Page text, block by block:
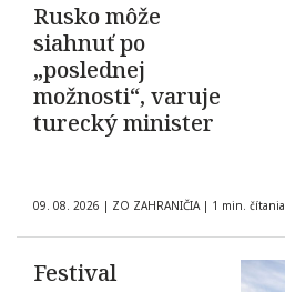
Rusko môže
siahnuť po
„poslednej
možnosti“, varuje
turecký minister
09. 08. 2026 | ZO ZAHRANIČIA | 1 min. čítania
Festival